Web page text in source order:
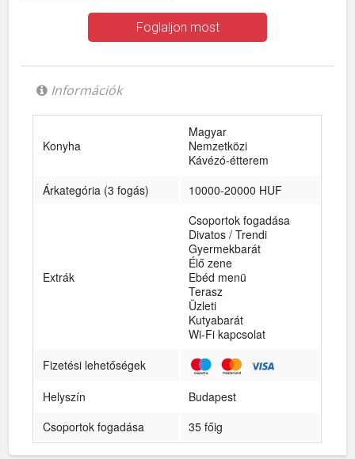
Foglaljon most
Információk
Konyha
Magyar
Nemzetközi
Kávézó-étterem
Árkategória (3 fogás)
10000-20000 HUF
Extrák
Csoportok fogadása
Divatos / Trendi
Gyermekbarát
Élő zene
Ebéd menü
Terasz
Üzleti
Kutyabarát
Wi-Fi kapcsolat
Fizetési lehetőségek
Helyszín
Budapest
Csoportok fogadása
35 főig